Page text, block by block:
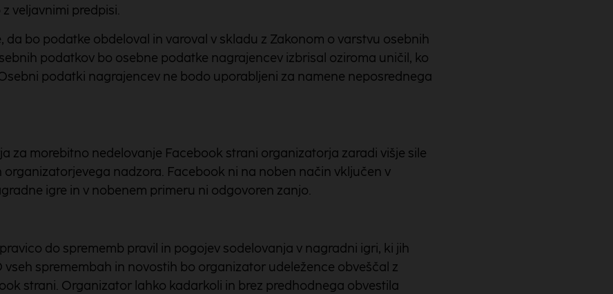
veljavnimi predpisi.
da bo podatke obdeloval in varoval v skladu z Zakonom o varstvu osebnih
podatkov bo osebne podatke nagrajencev izbrisal oziroma uničil, ko
podatki nagrajencev ne bodo uporabljeni za namene neposrednega
za morebitno nedelovanje Facebook strani organizatorja zaradi višje sile
organizatorjevega nadzora. Facebook ni na noben način vključen v
igre in v nobenem primeru ni odgovoren zanjo.
do sprememb pravil in pogojev sodelovanja v nagradni igri, ki jih
vseh spremembah in novostih bo organizator udeležence obveščal z
strani. Organizator lahko kadarkoli in brez predhodnega obvestila